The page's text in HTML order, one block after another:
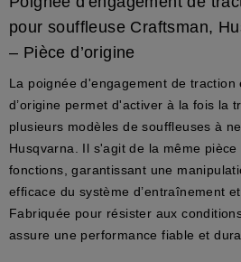
pour souffleuse Craftsman,
– Pièce d’origine
La poignée d'engagement de traction
d’origine permet d'activer à la fois la
plusieurs modèles de souffleuses à
Husqvarna. Il s'agit de la même
fonctions, garantissant une
efficace du système d’entraînement
Fabriquée pour résister aux
assure une performance fiable et